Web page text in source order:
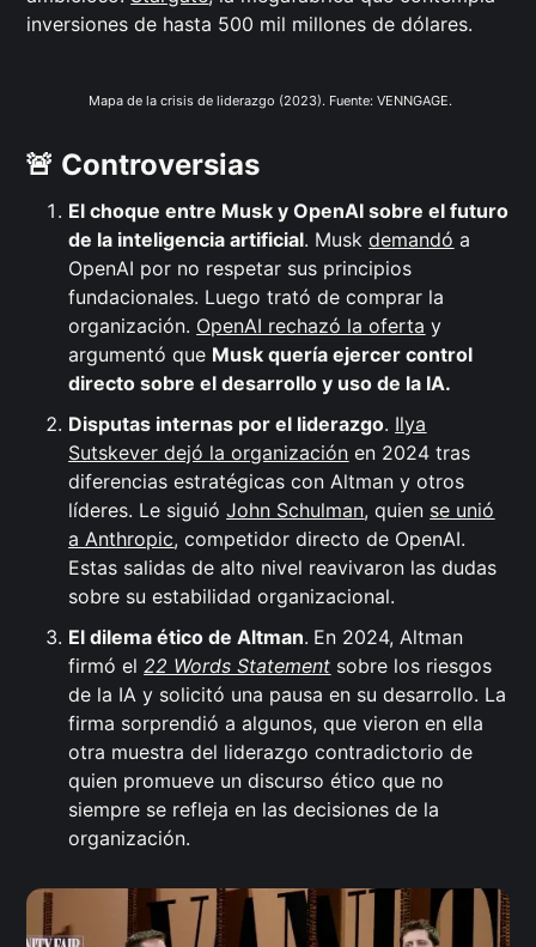
inversiones de hasta 500 mil millones de dólares.
Mapa de la crisis de liderazgo (2023). Fuente: VENNGAGE.
🚨 Controversias
El choque entre Musk y OpenAI sobre el futuro
de la inteligencia artificial. Muskdemandó a
OpenAI por no respetar sus principios
fundacionales. Luego trató de comprar la
organización. OpenAI rechazó la oferta y
argumentó que Musk quería ejercer control
directo sobre el desarrollo y uso de la IA.
Disputas internas por el liderazgo. Ilya
Sutskever dejó la organización en 2024 tras
diferencias estratégicas con Altman y otros
líderes. Le siguióJohn Schulman, quien se unió
a Anthropic, competidor directo de OpenAI.
Estas salidas de alto nivel reavivaron las dudas
sobre su estabilidad organizacional.
El dilema ético de Altman. En 2024, Altman
firmó el22 Words Statement sobre los riesgos
de la IA y solicitó una pausa en su desarrollo. La
firma sorprendió a algunos, que vieron en ella
otra muestra del liderazgo contradictorio de
quien promueve un discurso ético que no
siempre se refleja en las decisiones de la
organización.